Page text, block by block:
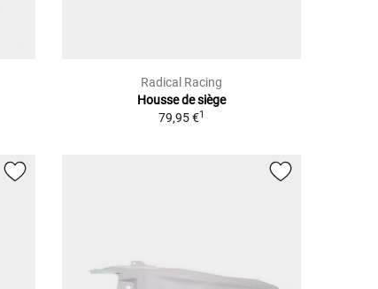
Radical Racing
Housse de siège
79,95 €1